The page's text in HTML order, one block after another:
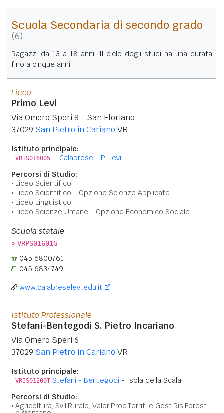
Scuola Secondaria di secondo grado
(6)
Ragazzi da 13 a 18 anni. Il ciclo degli studi ha una durata
fino a cinque anni.
Liceo
Primo Levi
Via Omero Speri 8 - San Floriano
37029 San Pietro in Cariano VR
Istituto principale:
VRIS016005 L. Calabrese - P. Levi
Percorsi di Studio:
Liceo Scientifico
Liceo Scientifico - Opzione Scienze Applicate
Liceo Linguistico
Liceo Scienze Umane - Opzione Economico Sociale
Scuola statale
» VRPS01601G
045 6800761
045 6834749
www.calabreselevi.edu.it
Istituto Professionale
Stefani-Bentegodi S. Pietro Incariano
Via Omero Speri 6
37029 San Pietro in Cariano VR
Istituto principale:
VRIS01200T Stefani - Bentegodi - Isola della Scala
Percorsi di Studio:
Agricoltura, Svil.Rurale, Valor.Prod.Territ. e Gest.Ris.Forest.